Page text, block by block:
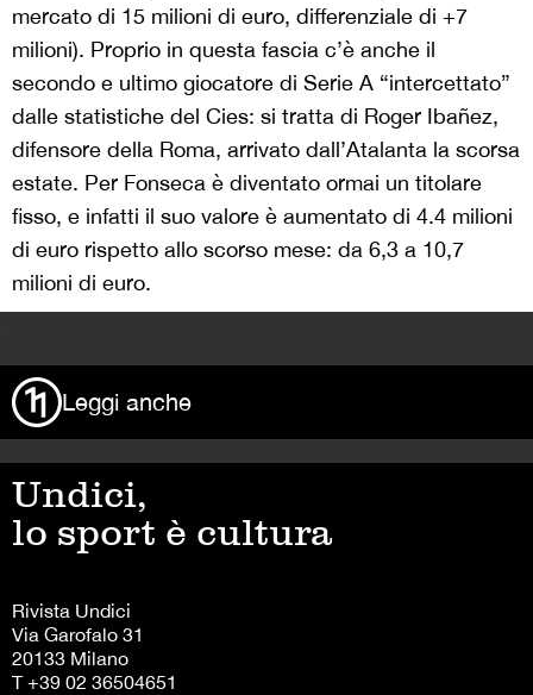
mercato di 15 milioni di euro, differenziale di +7
milioni). Proprio in questa fascia c’è anche il
secondo e ultimo giocatore di Serie A “intercettato”
dalle statistiche del Cies: si tratta di Roger Ibañez,
difensore della Roma, arrivato dall’Atalanta la scorsa
estate. Per Fonseca è diventato ormai un titolare
fisso, e infatti il suo valore è aumentato di 4.4 milioni
di euro rispetto allo scorso mese: da 6,3 a 10,7
milioni di euro.
Leggi anche
Undici,
lo sport è cultura
Rivista Undici
Via Garofalo 31
20133 Milano
T +39 02 36504651